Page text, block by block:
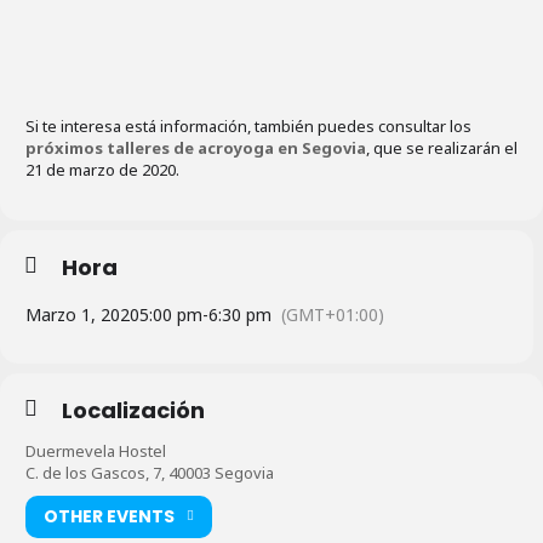
Si te interesa está información, también puedes consultar los
próximos talleres de acroyoga en Segovia, que se realizarán el
21 de marzo de 2020.
Hora
Marzo 1, 20205:00 pm-6:30 pm (GMT+01:00)
Localización
Duermevela Hostel
C. de los Gascos, 7, 40003 Segovia
OTHER EVENTS